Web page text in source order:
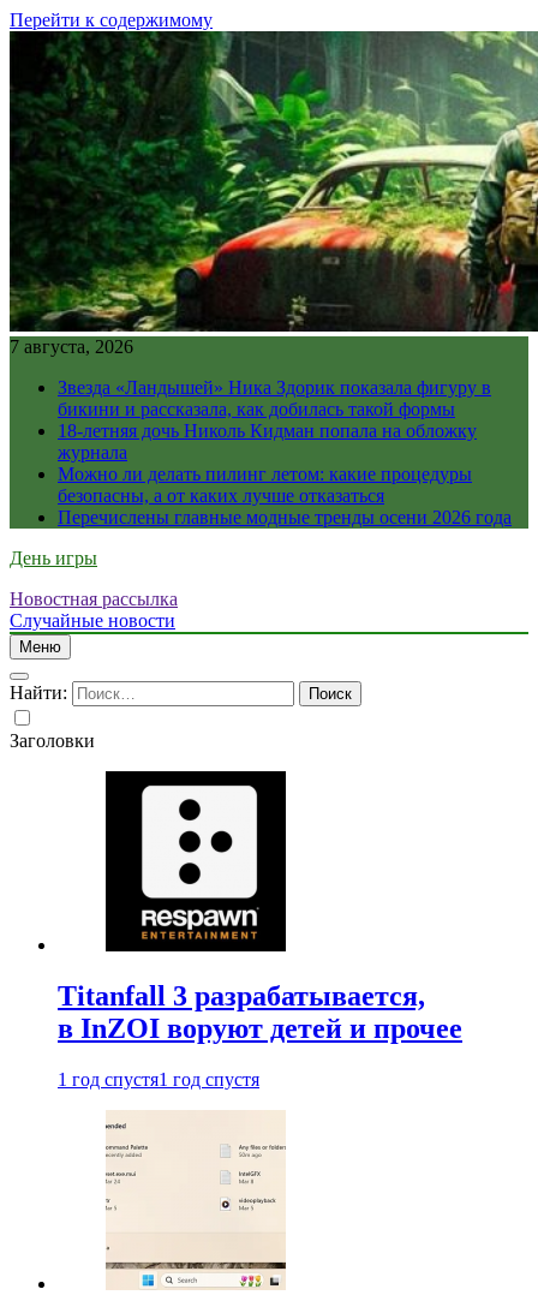
Перейти к содержимому
7 августа, 2026
Звезда «Ландышей» Ника Здорик показала фигуру в
бикини и рассказала, как добилась такой формы
18-летняя дочь Николь Кидман попала на обложку
журнала
Можно ли делать пилинг летом: какие процедуры
безопасны, а от каких лучше отказаться
Перечислены главные модные тренды осени 2026 года
День игры
Новостная рассылка
Случайные новости
Меню
Найти:
Заголовки
Titanfall 3 разрабатывается,
в InZOI воруют детей и прочее
1 год спустя1 год спустя